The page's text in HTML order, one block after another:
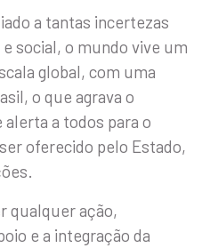
a tantas incertezas
social, o mundo vive um
global, com uma
o que agrava o
a todos para o
oferecido pelo Estado,
qualquer ação,
e a integração da